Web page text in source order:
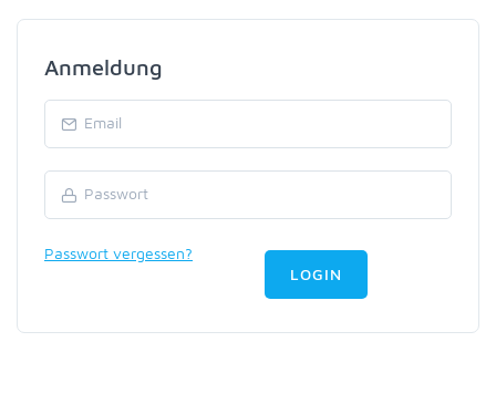
Anmeldung
Passwort vergessen?
LOGIN